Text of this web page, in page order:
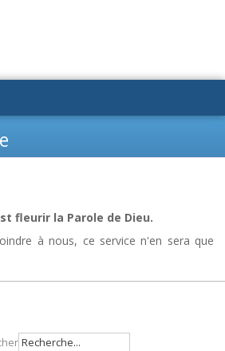
fleurir la Parole de Dieu.
à nous, ce service n'en sera que